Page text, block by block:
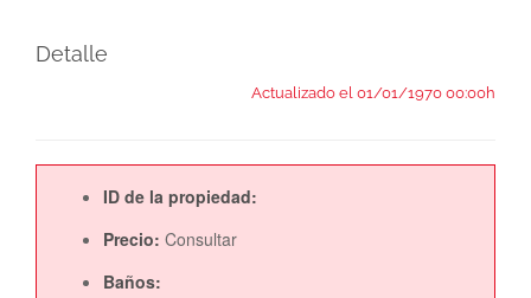
Detalle
Actualizado el 01/01/1970 00:00h
ID de la propiedad:
Precio: Consultar
Baños: